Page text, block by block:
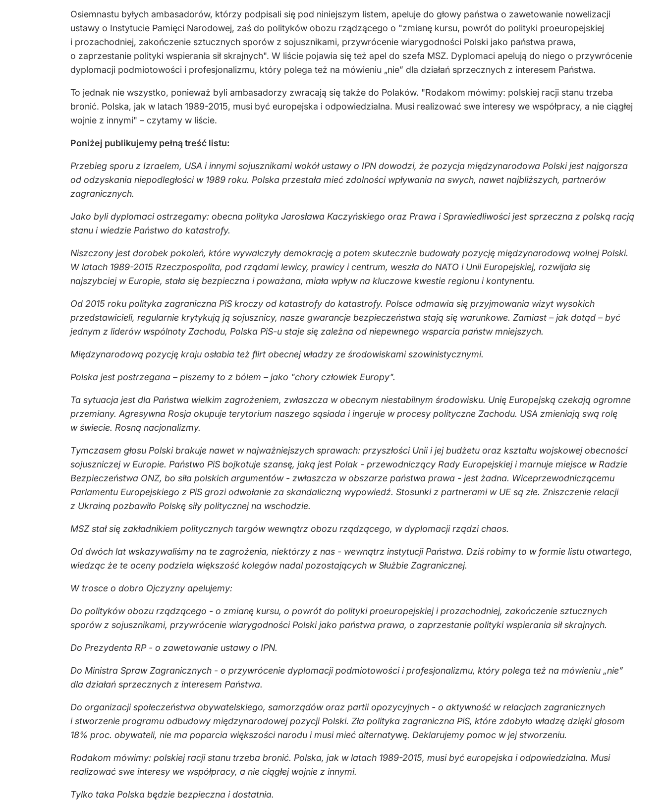
Osiemnastu byłych ambasadorów, którzy podpisali się pod niniejszym listem, apeluje do głowy państwa o zawetowanie nowelizacji
ustawy o Instytucie Pamięci Narodowej, zaś do polityków obozu rządzącego o "zmianę kursu, powrót do polityki proeuropejskiej
i prozachodniej, zakończenie sztucznych sporów z sojusznikami, przywrócenie wiarygodności Polski jako państwa prawa,
o zaprzestanie polityki wspierania sił skrajnych". W liście pojawia się też apel do szefa MSZ. Dyplomaci apelują do niego o przywrócenie
dyplomacji podmiotowości i profesjonalizmu, który polega też na mówieniu „nie” dla działań sprzecznych z interesem Państwa.
To jednak nie wszystko, ponieważ byli ambasadorzy zwracają się także do Polaków. "Rodakom mówimy: polskiej racji stanu trzeba
bronić. Polska, jak w latach 1989-2015, musi być europejska i odpowiedzialna. Musi realizować swe interesy we współpracy, a nie ciągłej
wojnie z innymi" – czytamy w liście.
Poniżej publikujemy pełną treść listu:
Przebieg sporu z Izraelem, USA i innymi sojusznikami wokół ustawy o IPN dowodzi, że pozycja międzynarodowa Polski jest najgorsza
od odzyskania niepodległości w 1989 roku. Polska przestała mieć zdolności wpływania na swych, nawet najbliższych, partnerów
zagranicznych.
Jako byli dyplomaci ostrzegamy: obecna polityka Jarosława Kaczyńskiego oraz Prawa i Sprawiedliwości jest sprzeczna z polską racją
stanu i wiedzie Państwo do katastrofy.
Niszczony jest dorobek pokoleń, które wywalczyły demokrację a potem skutecznie budowały pozycję międzynarodową wolnej Polski.
W latach 1989-2015 Rzeczpospolita, pod rządami lewicy, prawicy i centrum, weszła do NATO i Unii Europejskiej, rozwijała się
najszybciej w Europie, stała się bezpieczna i poważana, miała wpływ na kluczowe kwestie regionu i kontynentu.
Od 2015 roku polityka zagraniczna PiS kroczy od katastrofy do katastrofy. Polsce odmawia się przyjmowania wizyt wysokich
przedstawicieli, regularnie krytykują ją sojusznicy, nasze gwarancje bezpieczeństwa stają się warunkowe. Zamiast – jak dotąd – być
jednym z liderów wspólnoty Zachodu, Polska PiS-u staje się zależna od niepewnego wsparcia państw mniejszych.
Międzynarodową pozycję kraju osłabia też flirt obecnej władzy ze środowiskami szowinistycznymi.
Polska jest postrzegana – piszemy to z bólem – jako "chory człowiek Europy".
Ta sytuacja jest dla Państwa wielkim zagrożeniem, zwłaszcza w obecnym niestabilnym środowisku. Unię Europejską czekają ogromne
przemiany. Agresywna Rosja okupuje terytorium naszego sąsiada i ingeruje w procesy polityczne Zachodu. USA zmieniają swą rolę
w świecie. Rosną nacjonalizmy.
Tymczasem głosu Polski brakuje nawet w najważniejszych sprawach: przyszłości Unii i jej budżetu oraz kształtu wojskowej obecności
sojuszniczej w Europie. Państwo PiS bojkotuje szansę, jaką jest Polak - przewodniczący Rady Europejskiej i marnuje miejsce w Radzie
Bezpieczeństwa ONZ, bo siła polskich argumentów - zwłaszcza w obszarze państwa prawa - jest żadna. Wiceprzewodniczącemu
Parlamentu Europejskiego z PiS grozi odwołanie za skandaliczną wypowiedź. Stosunki z partnerami w UE są złe. Zniszczenie relacji
z Ukrainą pozbawiło Polskę siły politycznej na wschodzie.
MSZ stał się zakładnikiem politycznych targów wewnątrz obozu rządzącego, w dyplomacji rządzi chaos.
Od dwóch lat wskazywaliśmy na te zagrożenia, niektórzy z nas - wewnątrz instytucji Państwa. Dziś robimy to w formie listu otwartego,
wiedząc że te oceny podziela większość kolegów nadal pozostających w Służbie Zagranicznej.
W trosce o dobro Ojczyzny apelujemy:
Do polityków obozu rządzącego - o zmianę kursu, o powrót do polityki proeuropejskiej i prozachodniej, zakończenie sztucznych
sporów z sojusznikami, przywrócenie wiarygodności Polski jako państwa prawa, o zaprzestanie polityki wspierania sił skrajnych.
Do Prezydenta RP - o zawetowanie ustawy o IPN.
Do Ministra Spraw Zagranicznych - o przywrócenie dyplomacji podmiotowości i profesjonalizmu, który polega też na mówieniu „nie”
dla działań sprzecznych z interesem Państwa.
Do organizacji społeczeństwa obywatelskiego, samorządów oraz partii opozycyjnych - o aktywność w relacjach zagranicznych
i stworzenie programu odbudowy międzynarodowej pozycji Polski. Zła polityka zagraniczna PiS, które zdobyło władzę dzięki głosom
18% proc. obywateli, nie ma poparcia większości narodu i musi mieć alternatywę. Deklarujemy pomoc w jej stworzeniu.
Rodakom mówimy: polskiej racji stanu trzeba bronić. Polska, jak w latach 1989-2015, musi być europejska i odpowiedzialna. Musi
realizować swe interesy we współpracy, a nie ciągłej wojnie z innymi.
Tylko taka Polska będzie bezpieczna i dostatnia.